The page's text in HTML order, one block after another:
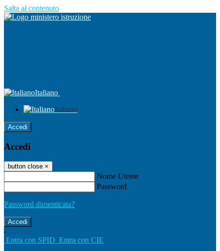
Salta al contenuto
Italiano
Italiano
Accedi
Accedi
button close ×
Nome Utente
Password
Password dimenticata?
-
Entra con SPID Entra con CIE